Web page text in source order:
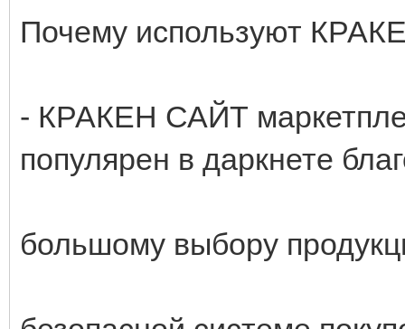
Почему используют
- КРАКЕН САЙТ
популярен в даркнете
большому выбору